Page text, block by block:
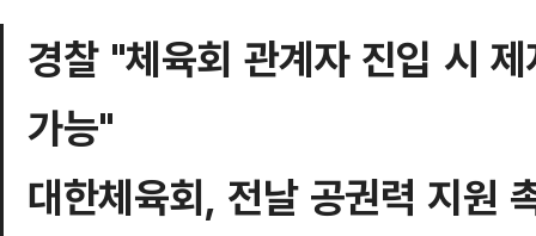
경찰 "체육회 관계자 진입 시
가능"
대한체육회, 전날 공권력 지원